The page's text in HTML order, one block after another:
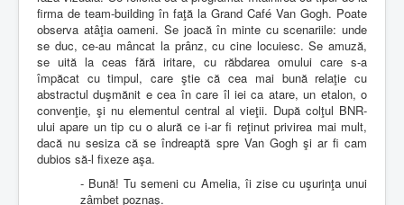
firma de team-building în faţă la Grand Café Van Gogh. Poate
observa atâţia oameni. Se joacă în minte cu scenariile: unde
se duc, ce-au mâncat la prânz, cu cine locuiesc. Se amuză,
se uită la ceas fără iritare, cu răbdarea omului care s-a
împăcat cu timpul, care ştie că cea mai bună relaţie cu
abstractul duşmănit e cea în care îl iei ca atare, un etalon, o
convenţie, şi nu elementul central al vieţii. După colţul BNR-
ului apare un tip cu o alură ce i-ar fi reţinut privirea mai mult,
dacă nu sesiza că se îndreaptă spre Van Gogh şi ar fi cam
dubios să-l fixeze aşa.
- Bună! Tu semeni cu Amelia, îi zise cu uşurinţa unui
zâmbet poznaş.